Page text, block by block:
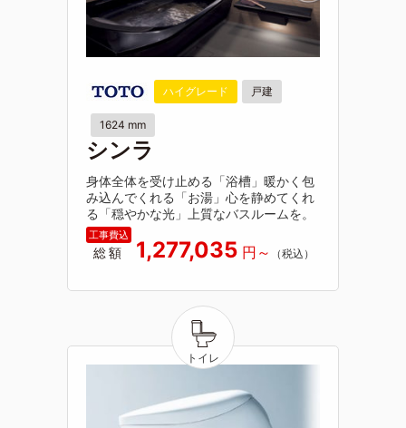
ハイグレード 戸建
1624 mm
シンラ
身体全体を受け止める「浴槽」暖かく包
み込んでくれる「お湯」心を静めてくれ
る「穏やかな光」上質なバスルームを。
総額 1,277,035